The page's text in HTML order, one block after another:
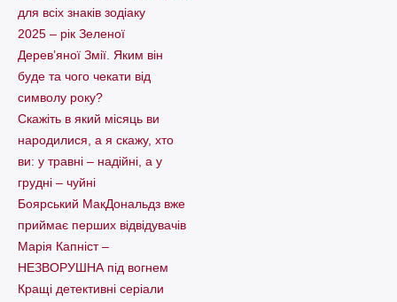
для всіх знаків зодіаку
2025 – рік Зеленої
Дерев’яної Змії. Яким він
буде та чого чекати від
символу року?
Скажіть в який місяць ви
народилися, а я скажу, хто
ви: у травні – надійні, а у
грудні – чуйні
Боярський МакДональдз вже
приймає перших відвідувачів
Марія Капніст –
НЕЗВОРУШНА під вогнем
Кращі детективні серіали